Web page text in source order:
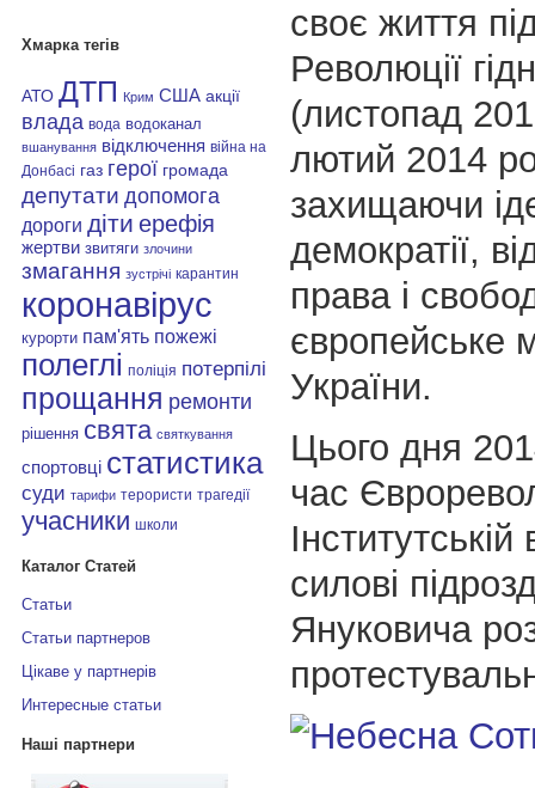
Хмарка тегів
АТО ДТП Крим США акції
влада вода водоканал
вшанування відключення війна на
Донбасі газ герої громада
депутати допомога
дороги діти ерефія
жертви звитяги злочини
змагання зустрічі карантин
коронавірус
курорти пам'ять пожежі
полеглі поліція потерпілі
прощання ремонти
рішення свята святкування
спортовці статистика
суди тарифи терористи трагедії
учасники школи
Каталог Статей
Статьи
Статьи партнеров
Цікаве у партнерів
Интересные статьи
Наші партнери
своє життя
Революції
(листопад
лютий 2014
захищаючи
демократії,
права і
європейське
України.
Цього дня
час
Інститутській
силові
Януковича